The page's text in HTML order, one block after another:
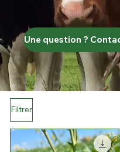
Une question ?
Filtrer